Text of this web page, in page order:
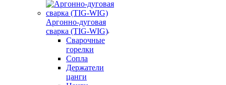
Аргонно-дуговая
сварка (TIG-WIG)
Сварочные
горелки
Сопла
Держатели
цанги